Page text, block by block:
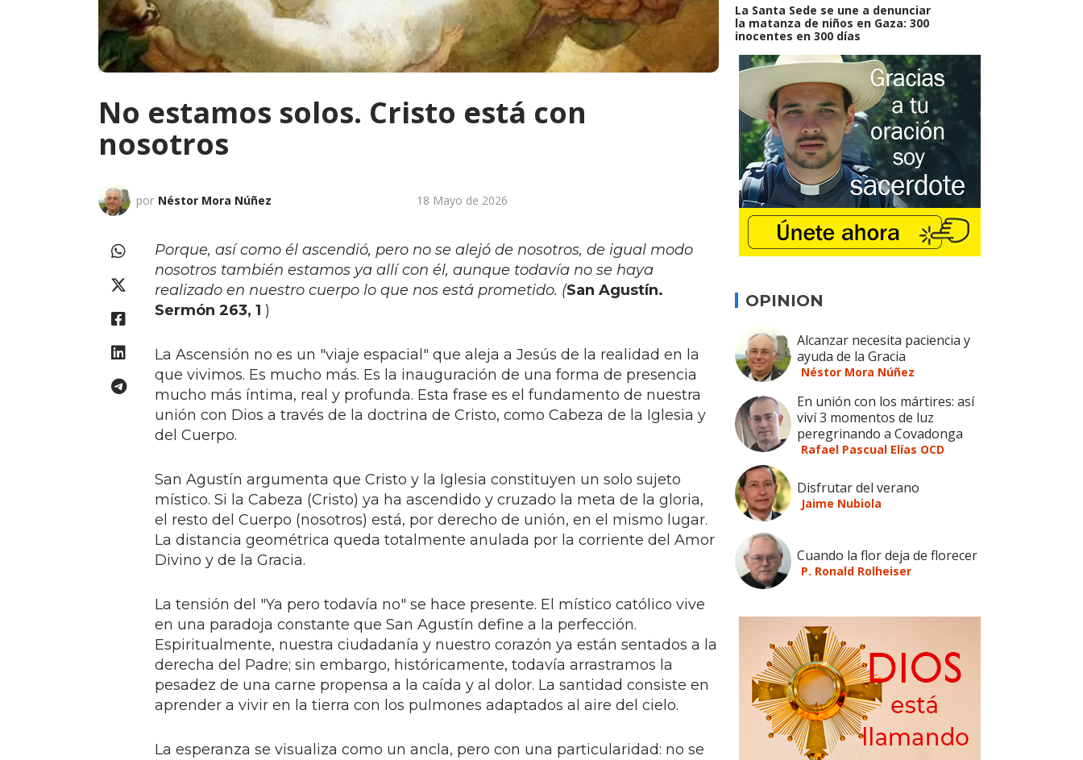
No estamos solos. Cristo está con
nosotros
por Néstor Mora Núñez 18 Mayo de 2026
Porque, así como él ascendió, pero no se alejó de nosotros, de igual modo
nosotros también estamos ya allí con él, aunque todavía no se haya
realizado en nuestro cuerpo lo que nos está prometido. (San Agustín.
Sermón 263, 1 )
La Ascensión no es un "viaje espacial" que aleja a Jesús de la realidad en la
que vivimos. Es mucho más. Es la inauguración de una forma de presencia
mucho más íntima, real y profunda. Esta frase es el fundamento de nuestra
unión con Dios a través de la doctrina de Cristo, como Cabeza de la Iglesia y
del Cuerpo.
San Agustín argumenta que Cristo y la Iglesia constituyen un solo sujeto
místico. Si la Cabeza (Cristo) ya ha ascendido y cruzado la meta de la gloria,
el resto del Cuerpo (nosotros) está, por derecho de unión, en el mismo lugar.
La distancia geométrica queda totalmente anulada por la corriente del Amor
Divino y de la Gracia.
La tensión del "Ya pero todavía no" se hace presente. El místico católico vive
en una paradoja constante que San Agustín define a la perfección.
Espiritualmente, nuestra ciudadanía y nuestro corazón ya están sentados a la
derecha del Padre; sin embargo, históricamente, todavía arrastramos la
pesadez de una carne propensa a la caída y al dolor. La santidad consiste en
aprender a vivir en la tierra con los pulmones adaptados al aire del cielo.
La esperanza se visualiza como un ancla, pero con una particularidad: no se
La Santa Sede se une a denunciar
la matanza de niños en Gaza: 300
inocentes en 300 días
OPINION
Alcanzar necesita paciencia y
ayuda de la Gracia
Néstor Mora Núñez
En unión con los mártires: así
viví 3 momentos de luz
peregrinando a Covadonga
Rafael Pascual Elías OCD
Disfrutar del verano
Jaime Nubiola
Cuando la flor deja de florecer
P. Ronald Rolheiser